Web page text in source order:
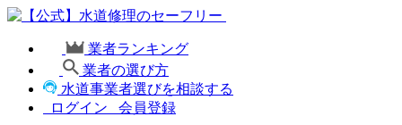
業者ランキング
業者の選び方
水道事業者選びを相談する
ログイン
会員登録